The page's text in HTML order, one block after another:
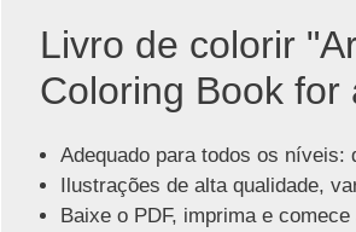
Livro de colorir
Coloring Book for
Adequado para todos os níveis:
Ilustrações de alta qualidade,
Baixe o PDF, imprima e